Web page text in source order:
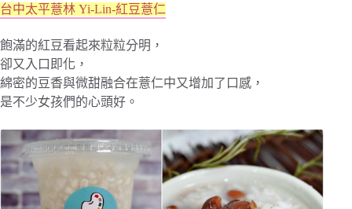
台中太平薏林 Yi-Lin-紅豆薏仁
飽滿的紅豆看起來粒粒分明，
卻又入口即化，
綿密的豆香與微甜融合在薏仁中又增加了口感，
是不少女孩們的心頭好。